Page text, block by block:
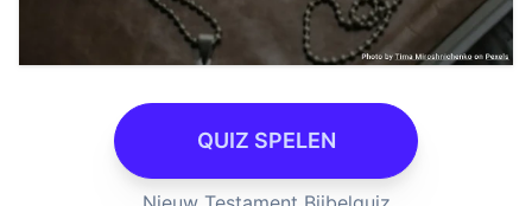
QUIZ SPELEN